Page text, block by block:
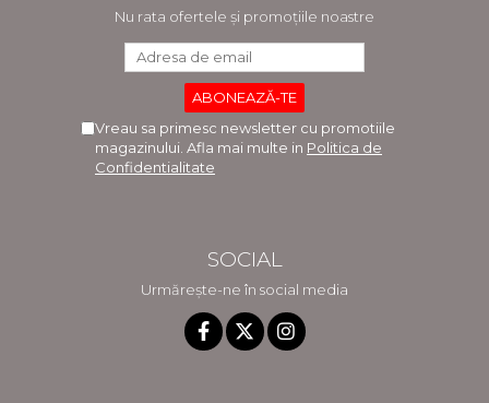
Nu rata ofertele și promoțiile noastre
Vreau sa primesc newsletter cu promotiile
magazinului. Afla mai multe in Politica de
Confidentialitate
SOCIAL
Urmărește-ne în social media